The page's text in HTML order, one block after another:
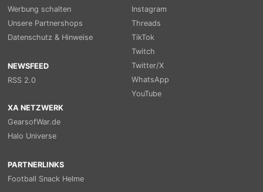
Werbung schalten
Unsere Partnershops
Datenschutz & Hinweise
NEWSFEED
RSS 2.0
Instagram
Threads
TikTok
Twitch
Twitter/X
WhatsApp
YouTube
XA NETZWERK
GearsofWar.de
Halo Universe
PARTNERLINKS
Football Snack Helme